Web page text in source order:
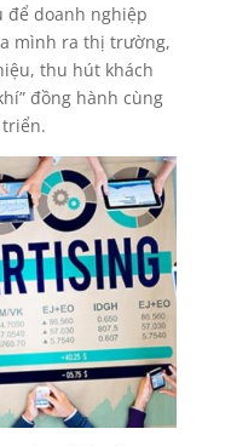
để doanh nghiệp
mình ra thị trường,
thu hút khách
đồng hành cùng